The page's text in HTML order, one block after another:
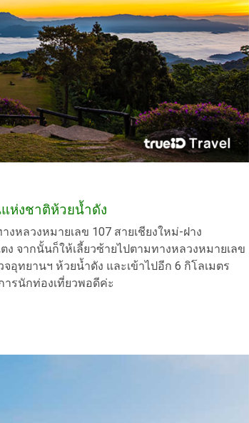
ห่งชาติห้วยน้ำดัง
หลวงหมายเลข 107 สายเชียงใหม่-ฝาง
จากนั้นก็ให้เลี้ยวซ้ายไปตามทางหลวงหมายเลข
อุทยานฯ ห้วยน้ำดัง และเข้าไปอีก 6 กิโลเมตร
ารนักท่องเที่ยวพอดีค่ะ